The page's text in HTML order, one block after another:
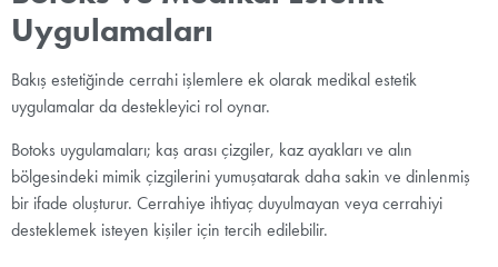
Uygulamaları
Bakış estetiğinde cerrahi işlemlere ek olarak medikal estetik
uygulamalar da destekleyici rol oynar.
Botoks uygulamaları; kaş arası çizgiler, kaz ayakları ve alın
bölgesindeki mimik çizgilerini yumuşatarak daha sakin ve dinlenmiş
bir ifade oluşturur. Cerrahiye ihtiyaç duyulmayan veya cerrahiyi
desteklemek isteyen kişiler için tercih edilebilir.